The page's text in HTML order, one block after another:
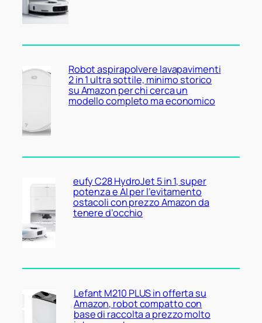
Robot aspirapolvere lavapavimenti
2 in 1 ultra sottile, minimo storico
su Amazon per chi cerca un
modello completo ma economico
eufy C28 HydroJet 5 in 1, super
potenza e AI per l’evitamento
ostacoli con prezzo Amazon da
tenere d’occhio
Lefant M210 PLUS in offerta su
Amazon, robot compatto con
base di raccolta a prezzo molto